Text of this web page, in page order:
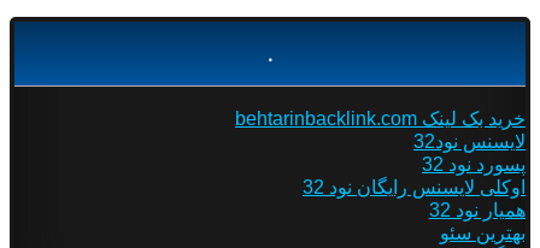
.
خرید بک لینک behtarinbacklink.com
لایسنس نود32
پسورد نود 32
اوکلی لایسنس رایگان نود 32
همیار نود 32
بهترین سئو